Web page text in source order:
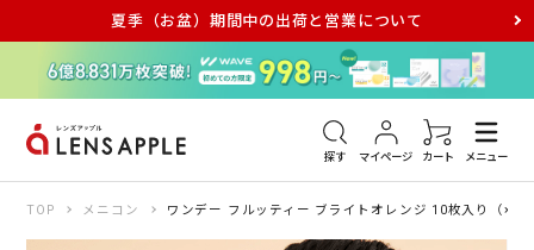
夏季（お盆）期間中の出荷と営業について
探す マイページ カート メニュー
アキュビュー メダリスト メガネ
TOP メニコン ワンデー フルッティー ブライトオレンジ 10枚入り（×8